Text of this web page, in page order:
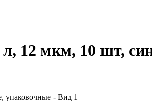
12 мкм, 10 шт,